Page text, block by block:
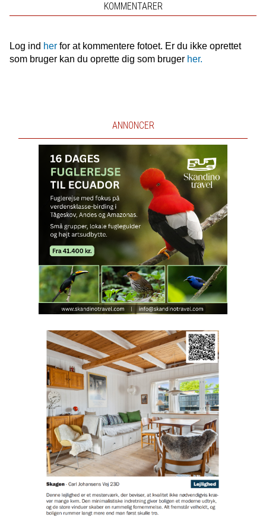
KOMMENTARER
Log ind herfor at kommentere fotoet. Er du ikke oprettet
som bruger kan du oprette dig som bruger her.
ANNONCER